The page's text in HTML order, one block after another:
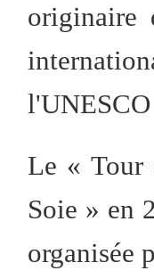
originaire
Le « Tour
Soie » en
organisée